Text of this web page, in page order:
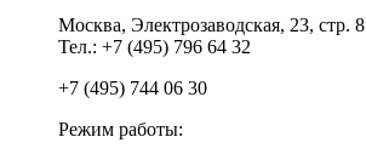
Москва, Электрозаводская, 23, стр. 8
Тел.: +7 (495) 796 64 32
+7 (495) 744 06 30
Режим работы: